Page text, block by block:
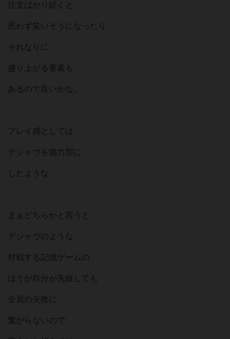
注文ばかり続くと
思わず笑いそうになったり
それなりに
盛り上がる要素も
あるので良いかな。
プレイ感としては
デジャヴを協力型に
したような。
まぁどちらかと言うと
デジャヴのような
対戦する記憶ゲームの
ほうが自分が失敗しても
全員の失敗に
繋がらないので